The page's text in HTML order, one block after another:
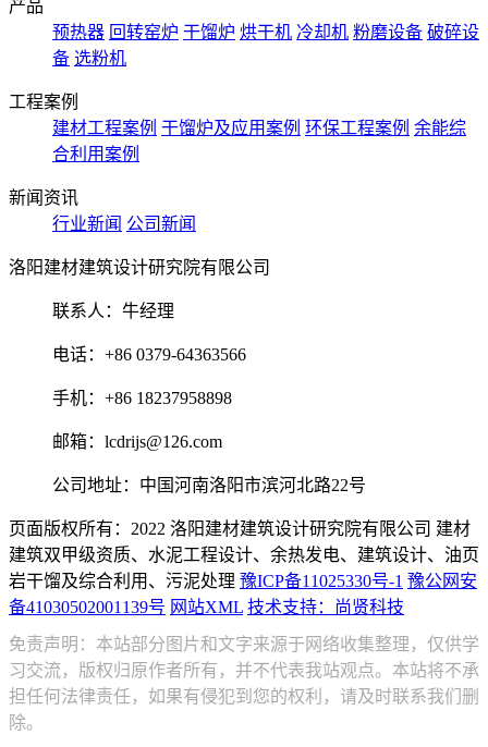
产品
预热器 回转窑炉 干馏炉 烘干机 冷却机 粉磨设备 破碎设
备 选粉机
工程案例
建材工程案例 干馏炉及应用案例 环保工程案例 余能综
合利用案例
新闻资讯
行业新闻 公司新闻
洛阳建材建筑设计研究院有限公司
联系人：牛经理
电话：+86 0379-64363566
手机：+86 18237958898
邮箱：lcdrijs@126.com
公司地址：中国河南洛阳市滨河北路22号
页面版权所有：2022 洛阳建材建筑设计研究院有限公司 建材
建筑双甲级资质、水泥工程设计、余热发电、建筑设计、油页
岩干馏及综合利用、污泥处理 豫ICP备11025330号-1 豫公网安
备41030502001139号 网站XML 技术支持：尚贤科技
免责声明：本站部分图片和文字来源于网络收集整理，仅供学
习交流，版权归原作者所有，并不代表我站观点。本站将不承
担任何法律责任，如果有侵犯到您的权利，请及时联系我们删
除。